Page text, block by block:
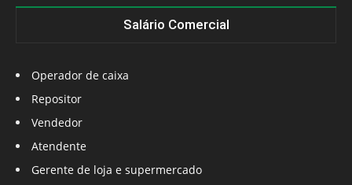
Salário Comercial
Operador de caixa
Repositor
Vendedor
Atendente
Gerente de loja e supermercado